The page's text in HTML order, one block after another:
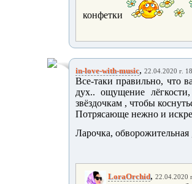
конфетки
in-love-with-music, 22.04.2020 г.
Все-таки правильно, что
дух.. ощущение
звёздочкам , чтобы
Потрясающе нежно и
Ларочка,
LoraOrchid, 22.04.2020